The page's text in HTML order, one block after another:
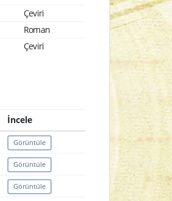
Çeviri
Roman
Çeviri
İncele
Görüntüle
Görüntüle
Görüntüle